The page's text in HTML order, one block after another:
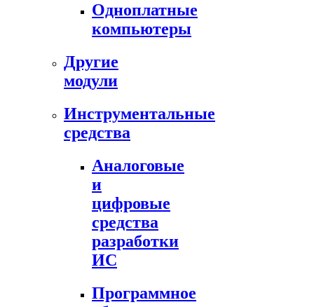
Одноплатные
компьютеры
Другие
модули
Инструментальные
средства
Аналоговые
и
цифровые
средства
разработки
ИС
Программное